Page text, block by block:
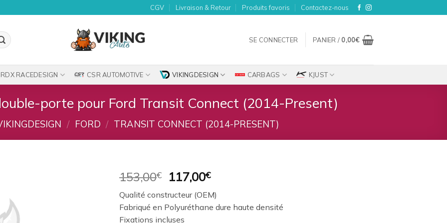
CGV Livraison & Retour Produits favoris Contactez-nous
SE CONNECTER PANIER / 0,00€
RDX RACEDESIGN CSR AUTOMOTIVE VIKINGDESIGN CARBAGS KJUST
porte pour Ford Transit Connect (2014-Present)
/ FORD / TRANSIT CONNECT (2014-PRESENT)
153,00€
Le
initial
était :
117,00€Le
actuel
est :
Qualité constructeur (OEM)
Fabriqué en Polyuréthane dure haute densité
Fixations incluses